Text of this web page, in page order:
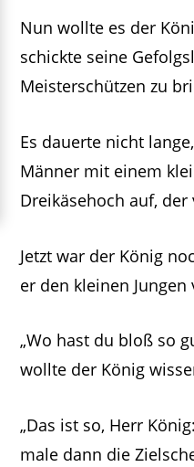
Nun wollte es der
schickte seine
Meisterschützen zu
Es dauerte nicht
Männer mit einem
Dreikäsehoch auf,
Jetzt war der König
er den kleinen Jungen
„Wo hast du bloß so
wollte der König
„Das ist so, Herr
male dann die